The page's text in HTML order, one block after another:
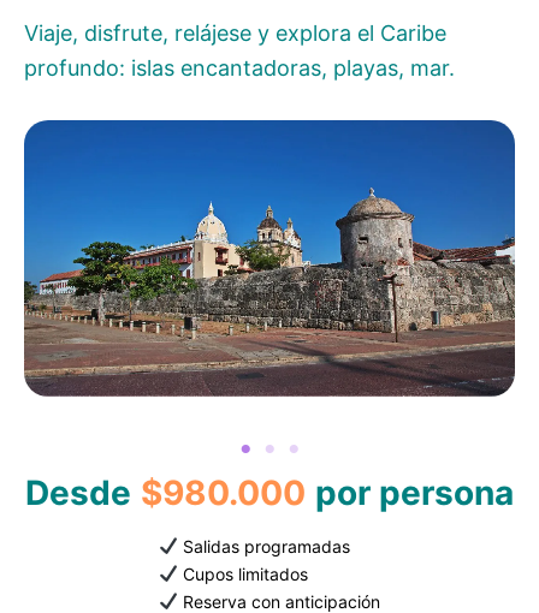
Viaje, disfrute, relájese y explora el Caribe
profundo: islas encantadoras, playas, mar.
Desde $980.000 por persona
Salidas programadas
Cupos limitados
Reserva con anticipación